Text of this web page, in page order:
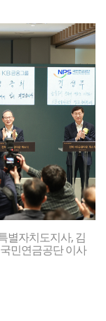
별자치도지사, 김
민연금공단 이사